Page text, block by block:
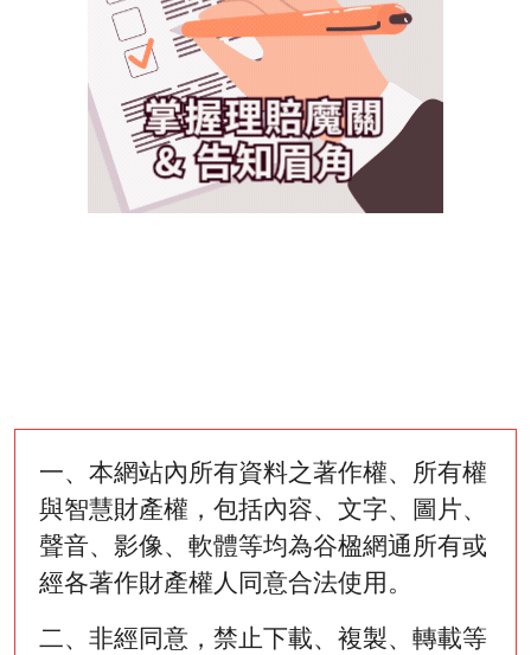
一、本網站內所有資料之著作權、所有權
與智慧財產權，包括內容、文字、圖片、
聲音、影像、軟體等均為谷楹網通所有或
經各著作財產權人同意合法使用。
二、非經同意，禁止下載、複製、轉載等